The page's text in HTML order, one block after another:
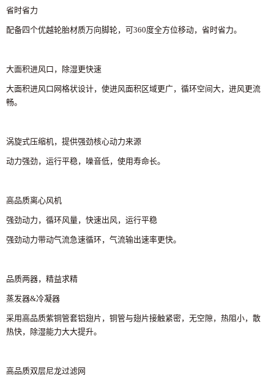
省时省力
配备四个优越轮胎材质万向脚轮，可360度全方位移动，省时省力。
大面积进风口，除湿更快速
大面积进风口网格状设计，使进风面积区域更广，循环空间大，进风更流
畅。
涡旋式压缩机，提供强劲核心动力来源
动力强劲，运行平稳，噪音低，使用寿命长。
高品质离心风机
强劲动力，循环风量，快速出风，运行平稳
强劲动力带动气流急速循环，气流输出速率更快。
品质两器，精益求精
蒸发器&冷凝器
采用高品质紫铜管套铝翅片，铜管与翅片接触紧密，无空隙，热阻小，散
热快，除湿能力大大提升。
高品质双层尼龙过滤网